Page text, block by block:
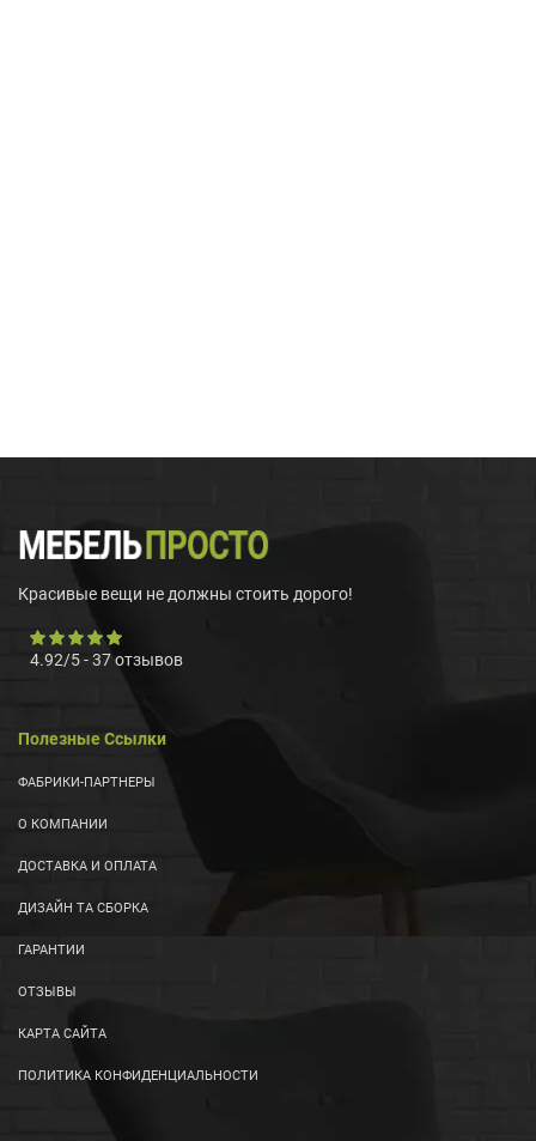
Красивые вещи не должны стоить дорого!
4.92/5-37отзывов
Полезные Ссылки
ФАБРИКИ-ПАРТНЕРЫ
О КОМПАНИИ
ДОСТАВКА И ОПЛАТА
ДИЗАЙН ТА СБОРКА
ГАРАНТИИ
ОТЗЫВЫ
КАРТА САЙТА
ПОЛИТИКА КОНФИДЕНЦИАЛЬНОСТИ